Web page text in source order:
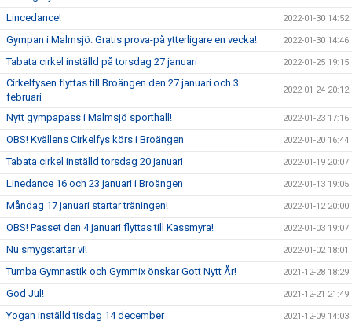
Lincedance! 2022-01-30 14:52
Gympan i Malmsjö: Gratis prova-på ytterligare en vecka! 2022-01-30 14:46
Tabata cirkel inställd på torsdag 27 januari 2022-01-25 19:15
Cirkelfysen flyttas till Broängen den 27 januari och 3
februari
2022-01-24 20:12
Nytt gympapass i Malmsjö sporthall! 2022-01-23 17:16
OBS! Kvällens Cirkelfys körs i Broängen 2022-01-20 16:44
Tabata cirkel inställd torsdag 20 januari 2022-01-19 20:07
Linedance 16 och 23 januari i Broängen 2022-01-13 19:05
Måndag 17 januari startar träningen! 2022-01-12 20:00
OBS! Passet den 4 januari flyttas till Kassmyra! 2022-01-03 19:07
Nu smygstartar vi! 2022-01-02 18:01
Tumba Gymnastik och Gymmix önskar Gott Nytt År! 2021-12-28 18:29
God Jul! 2021-12-21 21:49
Yogan inställd tisdag 14 december 2021-12-09 14:03